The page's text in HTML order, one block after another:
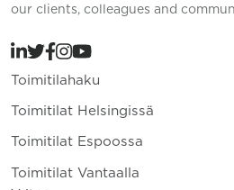
our clients, colleagues and
Toimitilahaku
Toimitilat Helsingissä
Toimitilat Espoossa
Toimitilat Vantaalla